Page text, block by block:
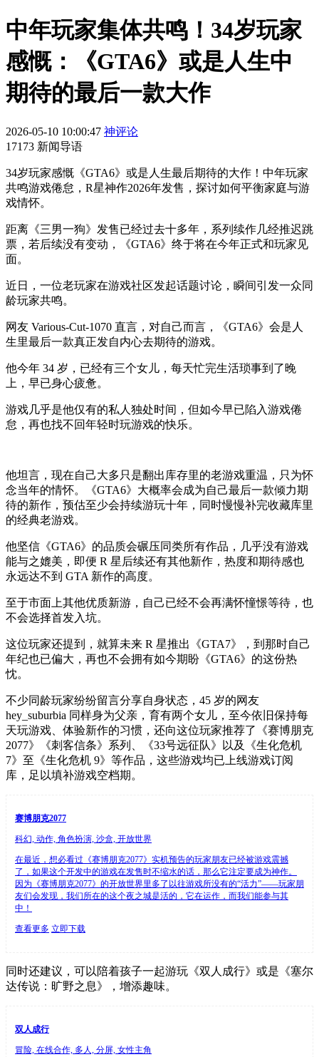
中年玩家集体共鸣！34岁玩家
感慨：《GTA6》或是人生中
期待的最后一款大作
2026-05-10 10:00:47 神评论
17173 新闻导语
34岁玩家感慨《GTA6》或是人生最后期待的大作！中年玩家
共鸣游戏倦怠，R星神作2026年发售，探讨如何平衡家庭与游
戏情怀。
距离《三男一狗》发售已经过去十多年，系列续作几经推迟跳
票，若后续没有变动，《GTA6》终于将在今年正式和玩家见
面。
近日，一位老玩家在游戏社区发起话题讨论，瞬间引发一众同
龄玩家共鸣。
网友 Various-Cut-1070 直言，对自己而言，《GTA6》会是人
生里最后一款真正发自内心去期待的游戏。
他今年 34 岁，已经有三个女儿，每天忙完生活琐事到了晚
上，早已身心疲惫。
游戏几乎是他仅有的私人独处时间，但如今早已陷入游戏倦
怠，再也找不回年轻时玩游戏的快乐。
他坦言，现在自己大多只是翻出库存里的老游戏重温，只为怀
念当年的情怀。《GTA6》大概率会成为自己最后一款倾力期
待的新作，预估至少会持续游玩十年，同时慢慢补完收藏库里
的经典老游戏。
他坚信《GTA6》的品质会碾压同类所有作品，几乎没有游戏
能与之媲美，即便 R 星后续还有其他新作，热度和期待感也
永远达不到 GTA 新作的高度。
至于市面上其他优质新游，自己已经不会再满怀憧憬等待，也
不会选择首发入坑。
这位玩家还提到，就算未来 R 星推出《GTA7》，到那时自己
年纪也已偏大，再也不会拥有如今期盼《GTA6》的这份热
忱。
不少同龄玩家纷纷留言分享自身状态，45 岁的网友
hey_suburbia 同样身为父亲，育有两个女儿，至今依旧保持每
天玩游戏、体验新作的习惯，还向这位玩家推荐了《赛博朋克
2077》《刺客信条》系列、《33号远征队》以及《生化危机
7》至《生化危机 9》等作品，这些游戏均已上线游戏订阅
库，足以填补游戏空档期。
赛博朋克2077
科幻, 动作, 角色扮演, 沙盒, 开放世界
在最近，想必看过《赛博朋克2077》实机预告的玩家朋友已经被游戏震撼
了，如果这个开发中的游戏在发售时不缩水的话，那么它注定要成为神作。
因为《赛博朋克2077》的开放世界里多了以往游戏所没有的“活力”——玩家朋
友们会发现，我们所在的这个夜之城是活的，它在运作，而我们能参与其
中！
查看更多 立即下载
同时还建议，可以陪着孩子一起游玩《双人成行》或是《塞尔
达传说：旷野之息》，增添趣味。
双人成行
冒险, 在线合作, 多人, 分屏, 女性主角